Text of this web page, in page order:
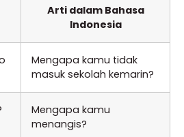
Arti dalam Bahasa
Indonesia
Mengapa kamu tidak
masuk sekolah kemarin?
Mengapa kamu
menangis?